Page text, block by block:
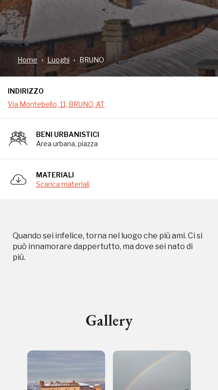
Home Luoghi BRUNO
INDIRIZZO
Via Montebello, 11, BRUNO, AT
BENI URBANISTICI
Area urbana, piazza
MATERIALI
Scarica materiali
Quando sei infelice, torna nel luogo che più ami. Ci si
può innamorare dappertutto, ma dove sei nato di
più.
Gallery
INDIRIZZO
Via Montebello, 11, BRUNO, AT
Quando sei infelice, torna nel luogo che più ami. Ci si
più.
Campagne in corso in questo
Storico campagne in questo
luogo